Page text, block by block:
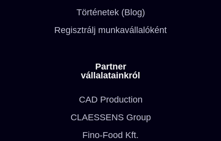
Történetek (Blog)
Regisztrálj munkavállalóként
Partner
vállalatainkról
CAD Production
CLAESSENS Group
Fino-Food Kft.